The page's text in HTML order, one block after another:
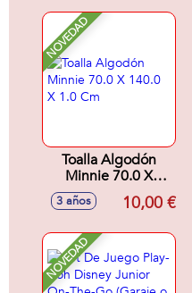
NOVEDAD
Toalla Algodón
Minnie 70.0 X
140.0 X 1.0 Cm
3 años 10,00 €
NOVEDAD